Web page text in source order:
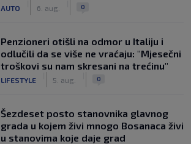
AUTO 6. aug. 0
Penzioneri otišli na odmor u Italiju i
odlučili da se više ne vraćaju: "Mjesečni
troškovi su nam skresani na trećinu"
LIFESTYLE 5. aug. 0
Šezdeset posto stanovnika glavnog
grada u kojem živi mnogo Bosanaca živi
u stanovima koje daje grad